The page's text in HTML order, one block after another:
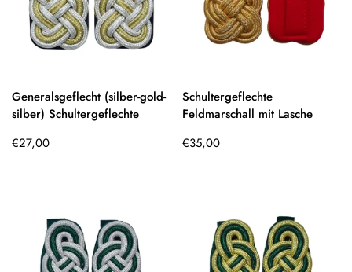
Generalsgeflecht (silber-gold-
silber) Schultergeflechte
Regulärer
€27,00
Schultergeflechte
Feldmarschall mit Lasche
Regulärer
€35,00